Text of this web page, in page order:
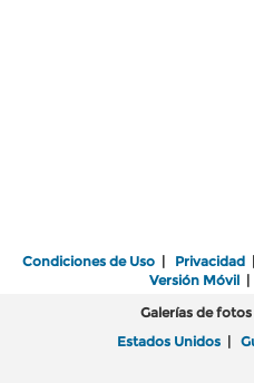
Condiciones de Uso | Privacidad
Versión Móvil|
Galerías de
Estados Unidos |